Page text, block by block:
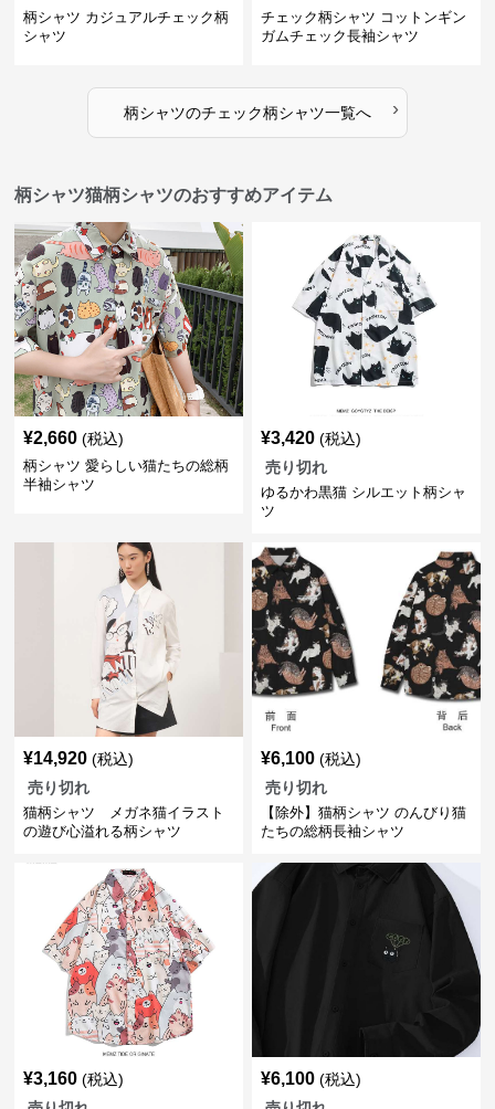
柄シャツ カジュアルチェック柄
シャツ
チェック柄シャツ コットンギン
ガムチェック長袖シャツ
柄シャツのチェック柄シャツ一覧へ ›
柄シャツ猫柄シャツのおすすめアイテム
¥2,660 (税込)
柄シャツ 愛らしい猫たちの総柄
半袖シャツ
¥3,420 (税込)
売り切れ
ゆるかわ黒猫 シルエット柄シャ
ツ
¥14,920 (税込)
売り切れ
猫柄シャツ メガネ猫イラスト
の遊び心溢れる柄シャツ
¥6,100 (税込)
売り切れ
【除外】猫柄シャツ のんびり猫
たちの総柄長袖シャツ
¥3,160 (税込)
¥6,100 (税込)